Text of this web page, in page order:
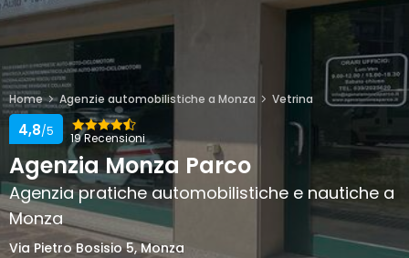
Home Agenzie automobilistiche a Monza Vetrina
19 Recensioni
4,8/5
Agenzia Monza Parco
Agenzia pratiche automobilistiche e nautiche a
Monza
Via Pietro Bosisio 5, Monza